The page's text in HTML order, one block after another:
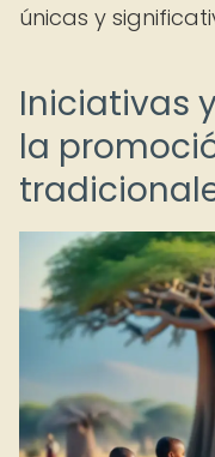
únicas y
Iniciativas
la